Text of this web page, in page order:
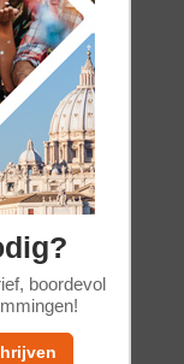
boordevol